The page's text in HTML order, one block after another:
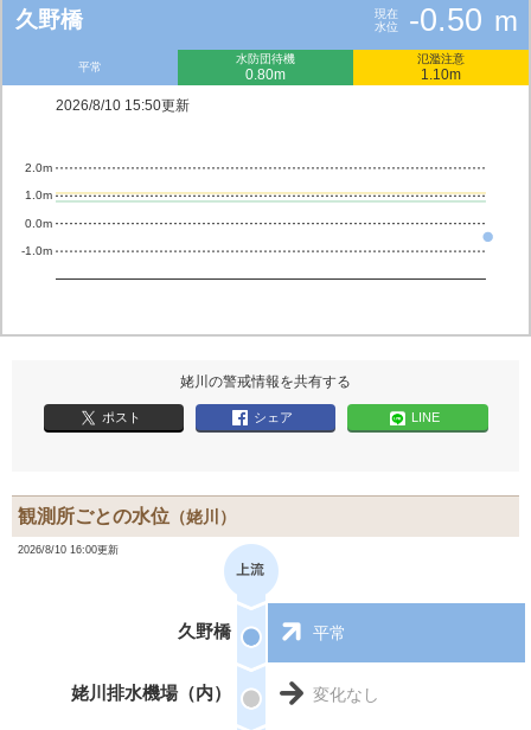
久野橋
現在
水位
-0.50 m
平常
水防団待機
0.80m
氾濫注意
1.10m
2026/8/10 15:50更新
-1.0m
0.0m
1.0m
2.0m
姥川の警戒情報を共有する
ポスト シェア LINE
観測所ごとの水位 （姥川）
2026/8/10 16:00更新
久野橋 平常
姥川排水機場（内） 変化なし